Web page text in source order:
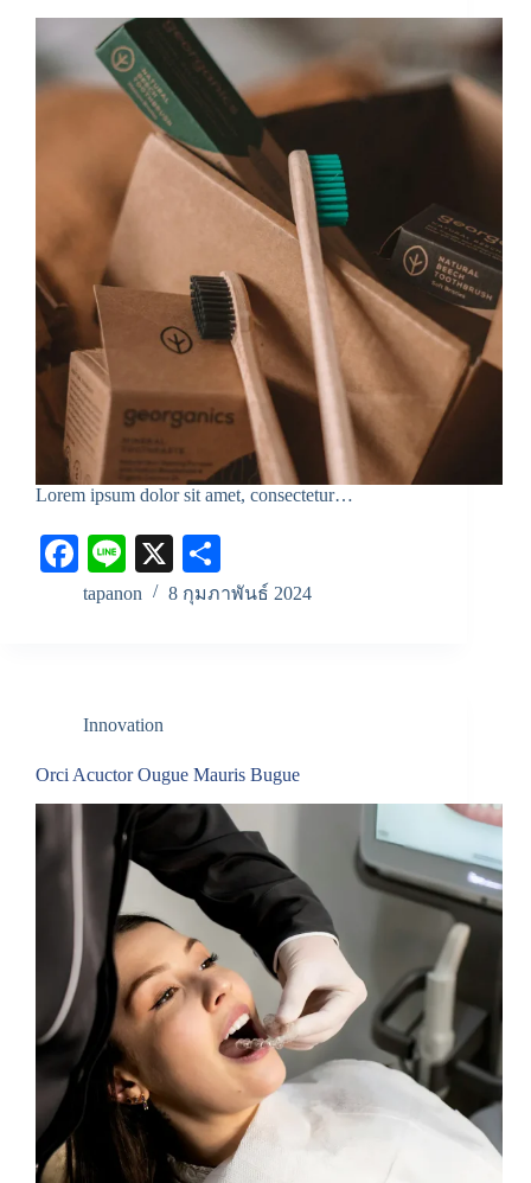
Lorem ipsum dolor sit amet, consectetur…
Fa
ce
Li
ne
X
ha
tapanon 8 กุมภาพันธ์ 2024
Innovation
Orci Acuctor Ougue Mauris Bugue